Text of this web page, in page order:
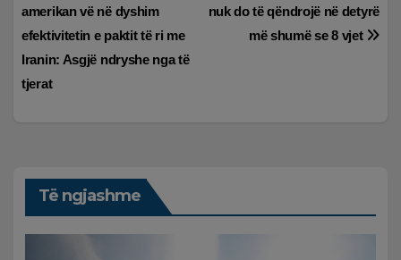
postimet
nuk do të qëndrojë në detyrë
më shumë se 8 vjet
amerikan vë në dyshim
efektivitetin e paktit të ri me
Iranin: Asgjë ndryshe nga të
tjerat
Të ngjashme